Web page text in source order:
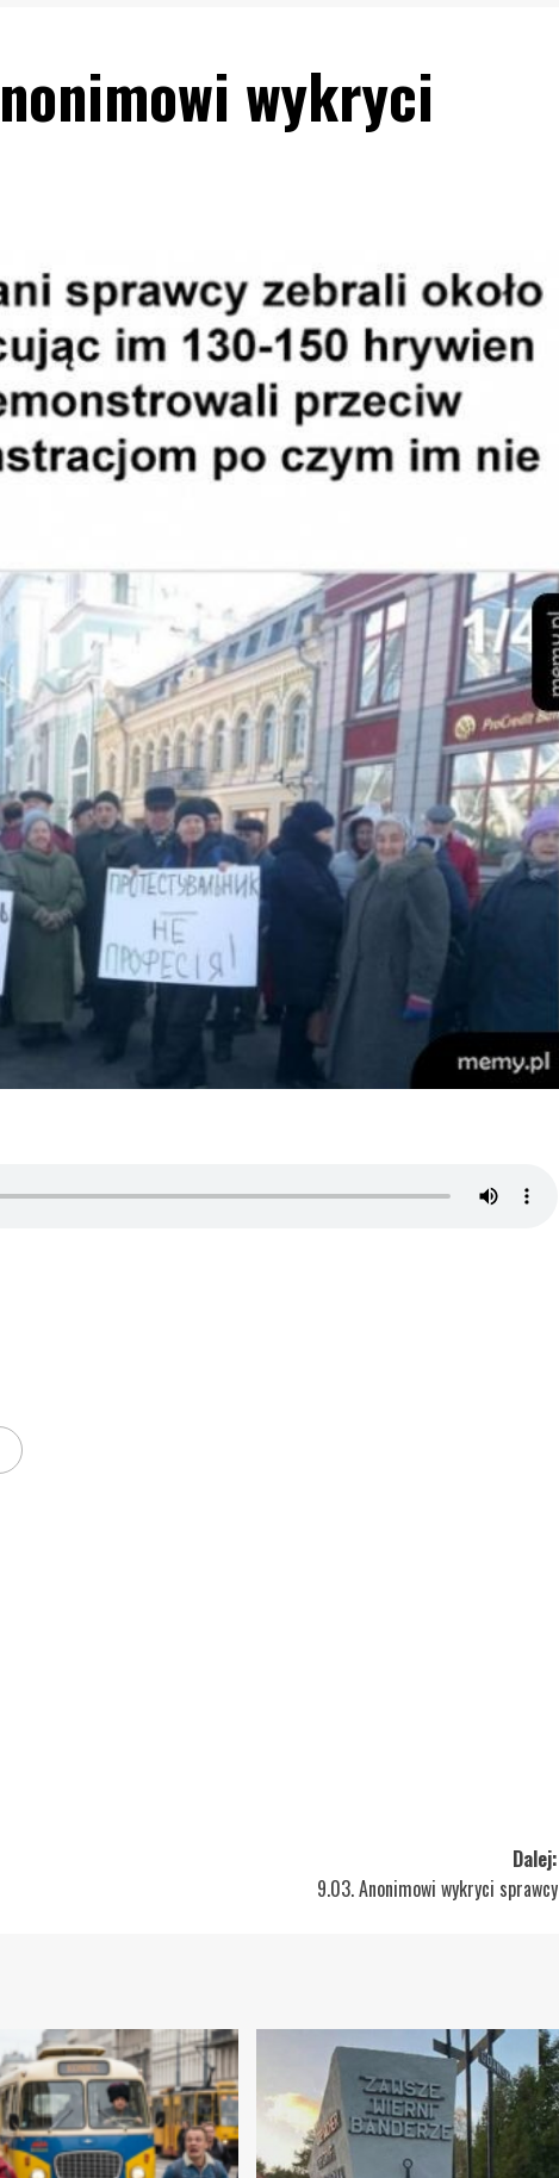
wykryci
Dalej:
9.03. Anonimowi wykryci sprawcy